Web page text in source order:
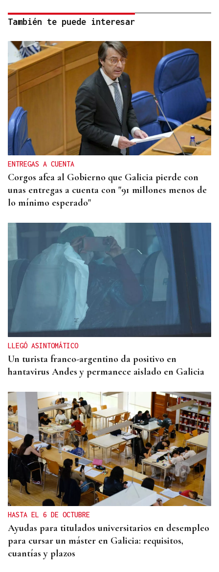
También te puede interesar
ENTREGAS A CUENTA
Corgos afea al Gobierno que Galicia pierde con
unas entregas a cuenta con "91 millones menos de
lo mínimo esperado"
LLEGÓ ASINTOMÁTICO
Un turista franco-argentino da positivo en
hantavirus Andes y permanece aislado en Galicia
HASTA EL 6 DE OCTUBRE
Ayudas para titulados universitarios en desempleo
para cursar un máster en Galicia: requisitos,
cuantías y plazos